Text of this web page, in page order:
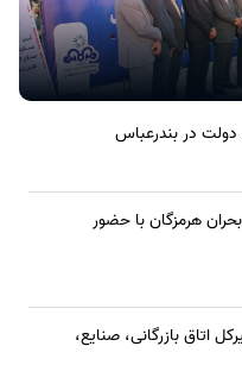
در بندرعباس
هرمزگان با حضور
اتاق بازرگانی، صنایع،